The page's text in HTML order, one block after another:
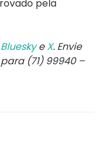
pela
BlueskyeX. Envie
(71) 99940 –